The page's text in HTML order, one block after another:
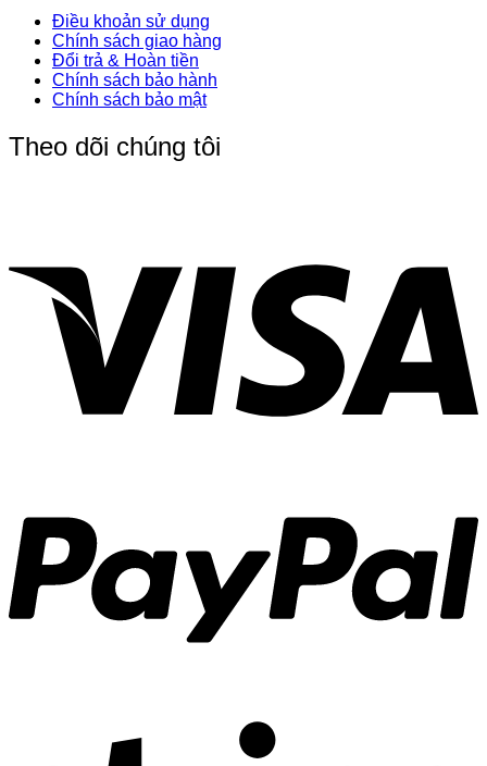
Điều khoản sử dụng
Chính sách giao hàng
Đổi trả & Hoàn tiền
Chính sách bảo hành
Chính sách bảo mật
Theo dõi chúng tôi